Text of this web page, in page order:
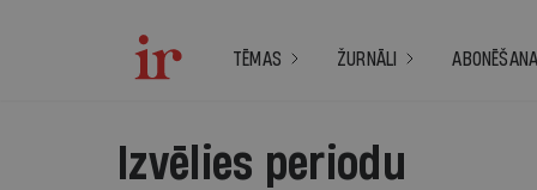
TĒMAS ŽURNĀLI ABONĒŠANA
Izvēlies periodu